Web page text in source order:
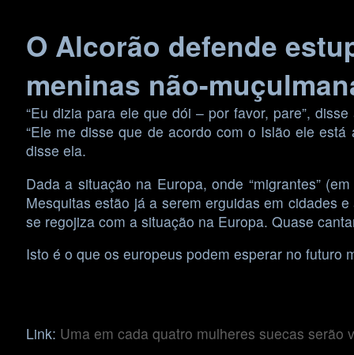
content
O Alcorão defende
meninas não-
“Eu dizia para ele que dói – por favor, pare”,
“Ele me disse que de acordo com o Islão ele
disse ela.
Dada a situação na Europa, onde “migrantes”
Mesquitas estão já a serem erguidas em cidades
se regojiza com a situação na Europa. Quase
Isto é o que os europeus podem esperar no futuro
Link: Uma em cada quatro mulheres suecas